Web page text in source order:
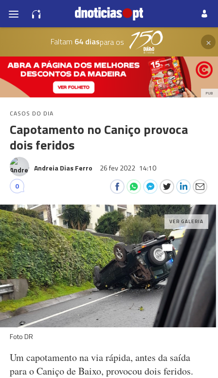
Faltam 64 diaspara os ×
PUB
CASOS DO DIA
Capotamento no Caniço provoca
dois feridos
Andreia Dias Ferro 26 fev 2022 14:10
0
VER GALERIA
Foto DR
Um capotamento na via rápida, antes da saída
para o Caniço de Baixo, provocou dois feridos.